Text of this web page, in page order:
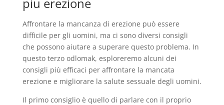
Affrontare la mancanza di erezione può essere
difficile per gli uomini, ma ci sono diversi consigli
che possono aiutare a superare questo problema. In
questo terzo odlomak, esploreremo alcuni dei
consigli più efficaci per affrontare la mancata
erezione e migliorare la salute sessuale degli uomini.
Il primo consiglio è quello di parlare con il proprio